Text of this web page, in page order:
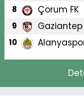
8 Çorum FK
9 Gaziantep
10